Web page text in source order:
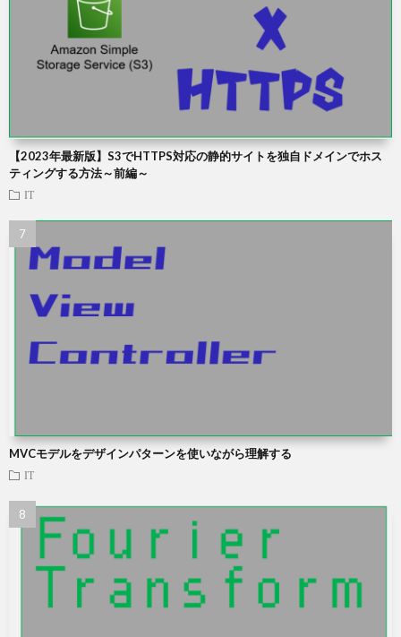
【2023年最新版】S3でHTTPS対応の静的サイトを独自ドメインでホス
ティングする方法～前編～
IT
MVCモデルをデザインパターンを使いながら理解する
IT